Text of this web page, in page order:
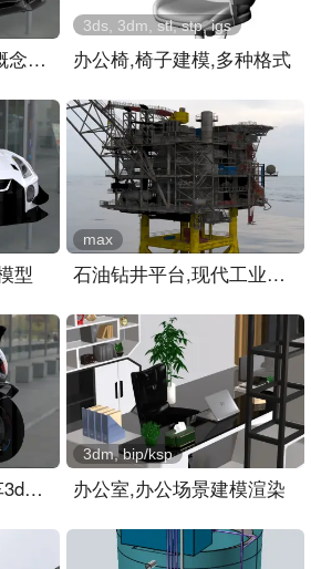
兰博基尼Fenomeno概念超跑 办公椅,椅子建模,多种格式
3ds, 3dm, stl, stp, igs
型 石油钻井平台,现代工业建筑设施
max
宝马M1000RR摩托车3dmax模型 办公室,办公场景建模渲染
3dm, bip/ksp